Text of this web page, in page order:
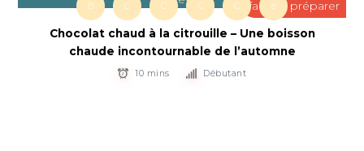
facile à préparer
B C C C C é
Chocolat chaud à la citrouille – Une boisson
chaude incontournable de l’automne
10 mins Débutant